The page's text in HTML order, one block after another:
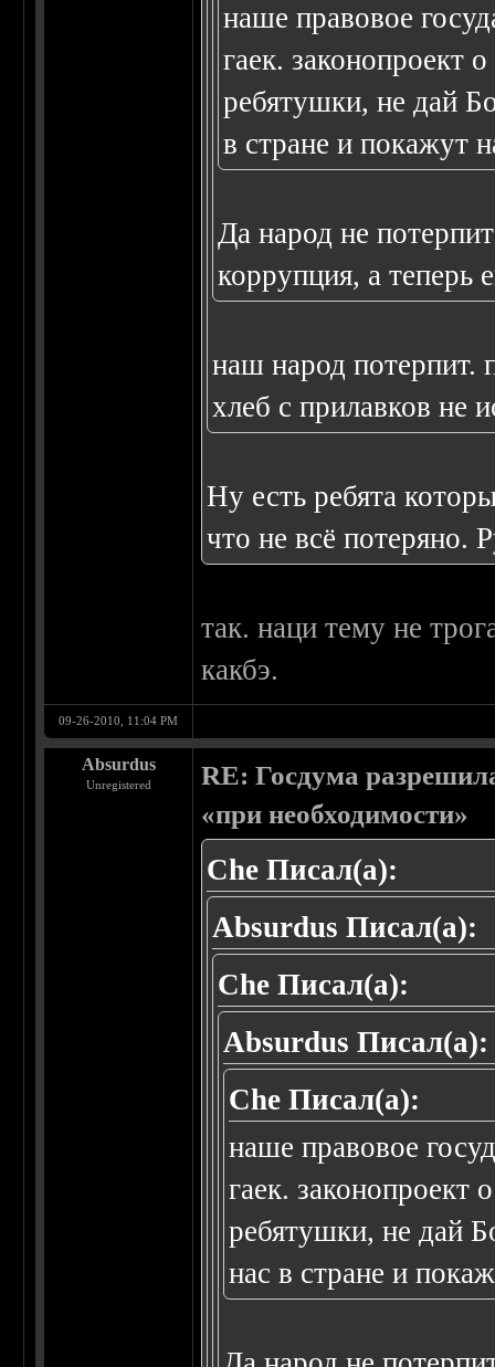
наше правовое
гаек. законопроект
ребятушки, не дай
в стране и покажут
Да народ не
коррупция, а теперь
наш народ потерпит.
хлеб с прилавков не
Ну есть ребята
что не всё потеряно.
так. наци тему не
какбэ.
09-26-2010, 11:04 PM
Absurdus
Unregistered
RE: Госдума
«при необходимости»
Che Писал(а):
Absurdus Писал(а):
Che Писал(а):
Absurdus Писал(а):
Che Писал(а):
наше правовое
гаек. законопроект
ребятушки, не дай
нас в стране и